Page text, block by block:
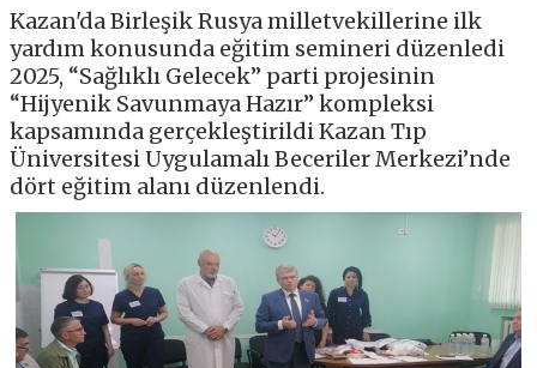
Kazan'da Birleşik Rusya milletvekillerine ilk
yardım konusunda eğitim semineri düzenledi
2025, “Sağlıklı Gelecek” parti projesinin
“Hijyenik Savunmaya Hazır” kompleksi
kapsamında gerçekleştirildi Kazan Tıp
Üniversitesi Uygulamalı Beceriler Merkezi’nde
dört eğitim alanı düzenlendi.